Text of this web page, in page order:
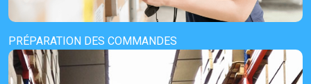
PRÉPARATION DES COMMANDES